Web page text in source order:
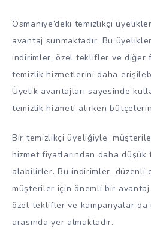
Osmaniye’deki temizlikçi
avantaj sunmaktadır. Bu
indirimler, özel teklifler ve diğer
temizlik hizmetlerini daha
Üyelik avantajları sayesinde
temizlik hizmeti alırken
Bir temizlikçi üyeliğiyle,
hizmet fiyatlarından daha
alabilirler. Bu indirimler, düzenli
müşteriler için önemli bir avantaj
özel teklifler ve kampanyalar da
arasında yer almaktadır.